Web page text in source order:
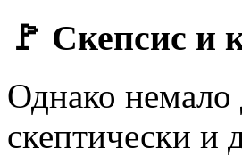
🚩 Скепсис и
Однако немало
скептически и